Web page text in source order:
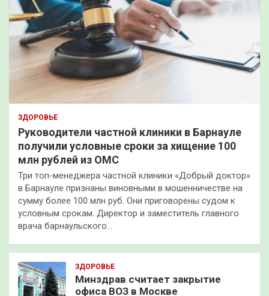
ЗДОРОВЬЕ
Руководители частной клиники в Барнауле
получили условные сроки за хищение 100
млн рублей из ОМС
Три топ-менеджера частной клиники «Добрый доктор»
в Барнауле признаны виновными в мошенничестве на
сумму более 100 млн руб. Они приговорены судом к
условным срокам. Директор и заместитель главного
врача барнаульского…
ЗДОРОВЬЕ
Минздрав считает закрытие
офиса ВОЗ в Москве